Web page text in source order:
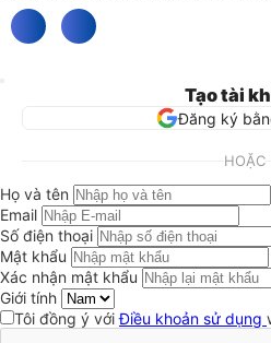
Tạo tài
Đăng ký
HOẶC
Họ và tên
Email
Số điện thoại
Mật khẩu
Xác nhận mật khẩu
Giới tính
Tôi đồng ý vớiĐiều khoản sử dụng